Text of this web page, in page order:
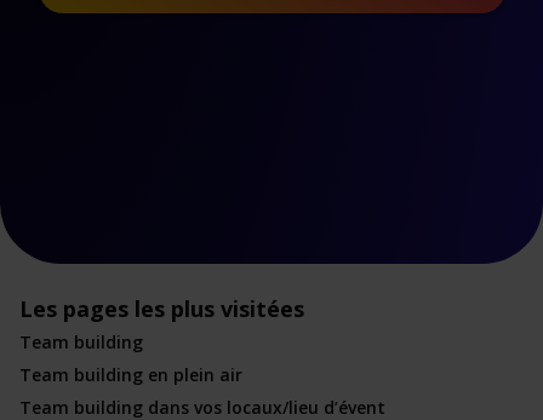
Les pages les plus visitées
Team building
Team building en plein air
Team building dans vos locaux/lieu d’évent